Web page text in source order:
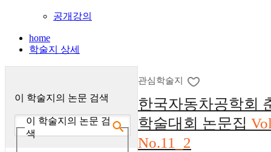
공개강의
home
학술지 상세
이 학술지의 논문 검색
이 학술지의 논문 검
색
관심학술지
한국자동차공학회
학술대회 논문집
No.11_2